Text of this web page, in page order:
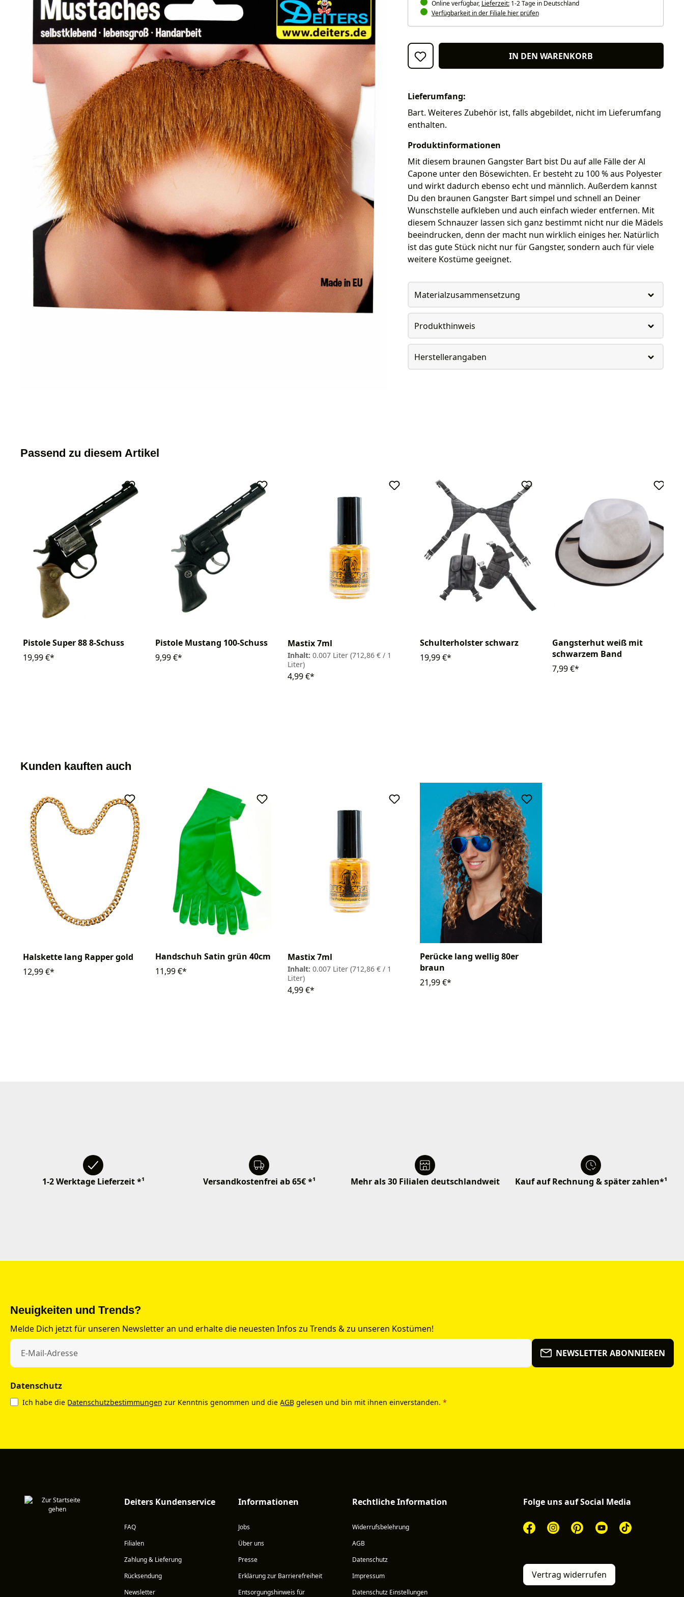
Online verfügbar, Lieferzeit:1-2 Tage in Deutschland
Verfügbarkeit in der Filiale hier prüfen
IN DEN WARENKORB
Lieferumfang:
Bart. Weiteres Zubehör ist, falls abgebildet, nicht im Lieferumfang
enthalten.
Produktinformationen
Mit diesem braunen Gangster Bart bist Du auf alle Fälle der Al
Capone unter den Bösewichten. Er besteht zu 100 % aus Polyester
und wirkt dadurch ebenso echt und männlich. Außerdem kannst
Du den braunen Gangster Bart simpel und schnell an Deiner
Wunschstelle aufkleben und auch einfach wieder entfernen. Mit
diesem Schnauzer lassen sich ganz bestimmt nicht nur die Mädels
beeindrucken, denn der macht nun wirklich einiges her. Natürlich
ist das gute Stück nicht nur für Gangster, sondern auch für viele
weitere Kostüme geeignet.
Materialzusammensetzung
Produkthinweis
Herstellerangaben
Passend zu diesem Artikel
Pistole Super 88 8-Schuss
19,99 €*
Pistole Mustang 100-Schuss
9,99 €*
Mastix 7ml
Inhalt: 0.007 Liter (712,86 € / 1
Liter)
4,99 €*
Schulterholster schwarz
19,99 €*
Gangsterhut weiß mit
schwarzem Band
7,99 €*
Kunden kauften auch
Halskette lang Rapper gold
12,99 €*
Handschuh Satin grün 40cm
11,99 €*
Mastix 7ml
Inhalt: 0.007 Liter (712,86 € / 1
Liter)
4,99 €*
Perücke lang wellig 80er
braun
21,99 €*
1-2 Werktage Lieferzeit *¹ Versandkostenfrei ab 65€ *¹ Mehr als 30 Filialen deutschlandweit Kauf auf Rechnung & später zahlen*¹
Neuigkeiten und Trends?
Melde Dich jetzt für unseren Newsletter an und erhalte die neuesten Infos zu Trends & zu unseren Kostümen!
NEWSLETTER ABONNIEREN
Datenschutz
Ich habe die Datenschutzbestimmungen zur Kenntnis genommen und die AGB gelesen und bin mit ihnen einverstanden. *
Deiters Kundenservice
FAQ
Filialen
Zahlung & Lieferung
Rücksendung
Newsletter
Informationen
Jobs
Über uns
Presse
Erklärung zur Barrierefreiheit
Entsorgungshinweis für
Rechtliche Information
Widerrufsbelehrung
AGB
Datenschutz
Impressum
Datenschutz Einstellungen
Folge uns auf Social Media
Vertrag widerrufen